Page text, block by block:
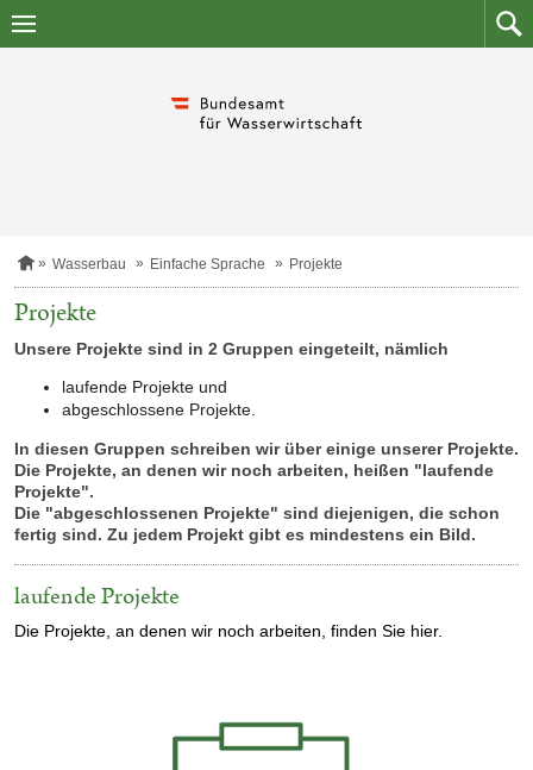
Zum
Zum
S
a
r
s
Wasserbau Einfache Sprache Projekte
Projekte
Unsere Projekte sind in 2 Gruppen eingeteilt, nämlich
laufende Projekte und
abgeschlossene Projekte.
In diesen Gruppen schreiben wir über einige unserer Projekte.
Die Projekte, an denen wir noch arbeiten, heißen "laufende
Projekte".
Die "abgeschlossenen Projekte" sind diejenigen, die schon
fertig sind. Zu jedem Projekt gibt es mindestens ein Bild.
laufende Projekte
Die Projekte, an denen wir noch arbeiten, finden Sie hier.